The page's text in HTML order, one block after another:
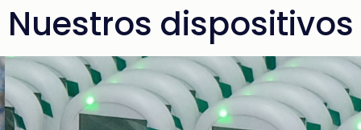
Nuestros dispositivos